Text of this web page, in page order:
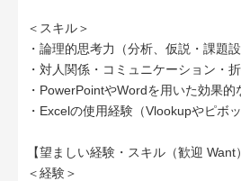
＜スキル＞
・論理的思考力（分析、仮説・課題設
・対人関係・コミュニケーション・
・PowerPointやWordを用いた効果的
・Excelの使用経験（Vlookupやピボ
【望ましい経験・スキル（歓迎 Want
＜経験＞